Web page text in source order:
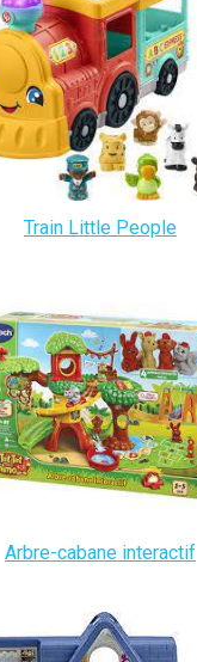
Train Little People
Arbre-cabane interactif